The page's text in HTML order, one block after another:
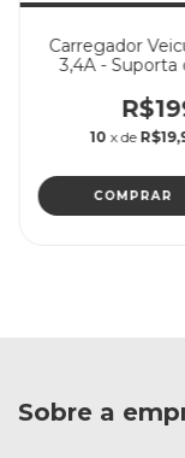
Carregador
3,4A - Suporta
10 x de
Sobre a